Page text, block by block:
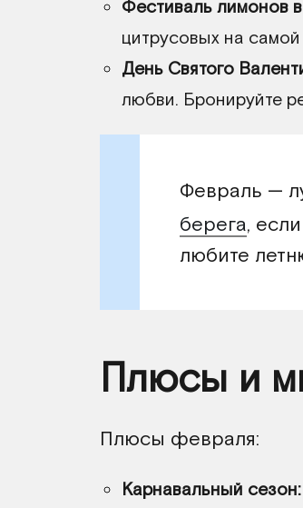
Фестиваль лимонов
цитрусовых на
День Святого
любви. Бронируйте
Февраль —
берега,
любите
Плюсы и
Плюсы февраля:
Карнавальный сезон: